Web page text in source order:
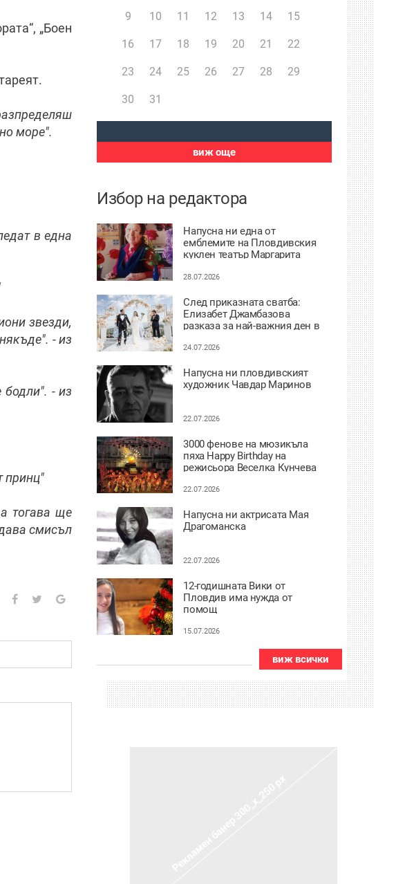
„Боен
море".
в една
звезди,
- из
бодли". - из
принц"
тогава ще
смисъл
9 10 11 12 13 14 15
16 17 18 19 20 21 22
23 24 25 26 27 28 29
30 31
виж още
Избор на редактора
Напусна ни една от
емблемите на Пловдивския
куклен театър Маргарита
28.07.2026
След приказната сватба:
Елизабет Джамбазова
разказа за най-важния ден в
24.07.2026
Напусна ни пловдивският
художник Чавдар Маринов
22.07.2026
3000 фенове на мюзикъла
пяха Happy Birthday на
режисьора Веселка Кунчева
22.07.2026
Напусна ни актрисата Мая
Драгоманска
22.07.2026
12-годишната Вики от
Пловдив има нужда от
помощ
15.07.2026
виж всички